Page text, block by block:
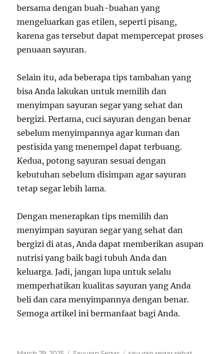
bersama dengan buah-buahan yang
mengeluarkan gas etilen, seperti pisang,
karena gas tersebut dapat mempercepat proses
penuaan sayuran.
Selain itu, ada beberapa tips tambahan yang
bisa Anda lakukan untuk memilih dan
menyimpan sayuran segar yang sehat dan
bergizi. Pertama, cuci sayuran dengan benar
sebelum menyimpannya agar kuman dan
pestisida yang menempel dapat terbuang.
Kedua, potong sayuran sesuai dengan
kebutuhan sebelum disimpan agar sayuran
tetap segar lebih lama.
Dengan menerapkan tips memilih dan
menyimpan sayuran segar yang sehat dan
bergizi di atas, Anda dapat memberikan asupan
nutrisi yang baik bagi tubuh Anda dan
keluarga. Jadi, jangan lupa untuk selalu
memperhatikan kualitas sayuran yang Anda
beli dan cara menyimpannya dengan benar.
Semoga artikel ini bermanfaat bagi Anda.